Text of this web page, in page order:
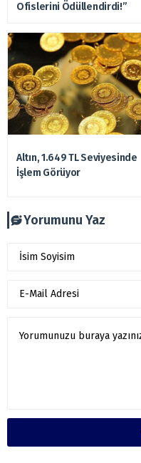
Ofislerini Ödüllendirdi!”
Altın, 1.649 TL Seviyesinde
İşlem Görüyor
Yorumunu Yaz